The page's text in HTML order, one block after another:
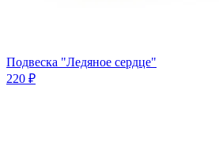
Подвеска "Ледяное сердце"
220 ₽